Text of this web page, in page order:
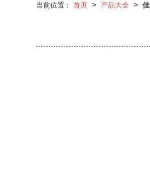
当前位置： 首页 > 产品大全 >